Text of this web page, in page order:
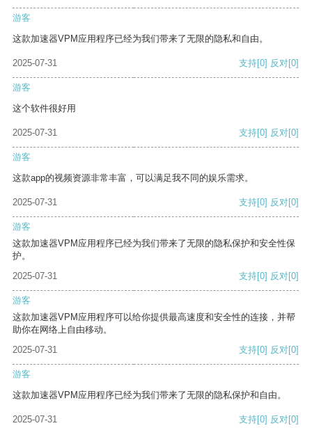
游客
这款加速器VPM应用程序已经为我们带来了无限的隐私和自由。
2025-07-31 支持[0] 反对[0]
游客
这个软件很好用
2025-07-31 支持[0] 反对[0]
游客
这款app的视频资源非常丰富，可以满足我不同的娱乐需求。
2025-07-31 支持[0] 反对[0]
游客
这款加速器VPM应用程序已经为我们带来了无限的隐私保护和安全性保
护。
2025-07-31
支持[0] 反对[0]
游客
这款加速器VPM应用程序可以给你提供最高速度和安全性的连接，并帮
助你在网络上自由移动。
2025-07-31
支持[0] 反对[0]
游客
这款加速器VPM应用程序已经为我们带来了无限的隐私保护和自由。
2025-07-31 支持[0] 反对[0]